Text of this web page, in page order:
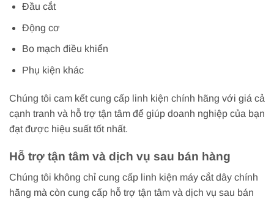
Đầu cắt
Động cơ
Bo mạch điều khiển
Phụ kiện khác
Chúng tôi cam kết cung cấp linh kiện chính hãng với giá cả
cạnh tranh và hỗ trợ tận tâm để giúp doanh nghiệp của bạn
đạt được hiệu suất tốt nhất.
Hỗ trợ tận tâm và dịch vụ sau bán hàng
Chúng tôi không chỉ cung cấp linh kiện máy cắt dây chính
hãng mà còn cung cấp hỗ trợ tận tâm và dịch vụ sau bán